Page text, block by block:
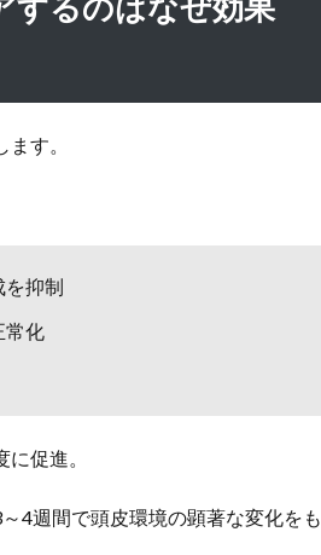
す。
を抑制
常化
促進。
4週間で頭皮環境の顕著な変化をも